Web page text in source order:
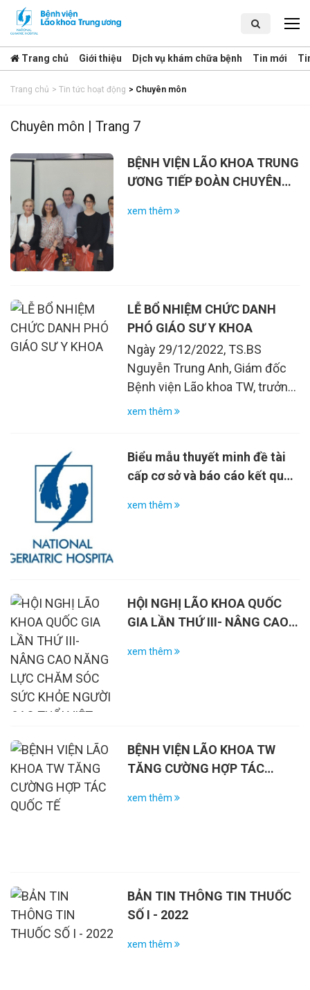
Trang chủ Giới thiệu Dịch vụ khám chữa bệnh Tin mới
Trang chủ > Tin tức hoạt động > Chuyên môn
Chuyên môn | Trang 7
BỆNH VIỆN LÃO KHOA TRUNG
ƯƠNG TIẾP ĐOÀN CHUYÊN
HENRI MONDOR
xem thêm
LỄ BỔ NHIỆM CHỨC DANH
PHÓ GIÁO SƯ Y KHOA
Ngày 29/12/2022, TS.BS
Nguyễn Trung Anh, Giám đốc
Bệnh viện Lão khoa TW, trưởng
bộ môn Lão khoa – Đại học Y
Giáo sư y khoa. Quyết định này
là sự khẳng định cho những
đóng góp bền bỉ của Thầy
xem thêm
Biểu mẫu thuyết minh đề tài
cấp cơ sở và báo cáo kết quả
xem thêm
HỘI NGHỊ LÃO KHOA QUỐC
GIA LẦN THỨ III- NÂNG CAO
KHỎE NGƯỜI CAO TUỔI VIỆT
xem thêm
BỆNH VIỆN LÃO KHOA TW
TĂNG CƯỜNG HỢP TÁC
xem thêm
BẢN TIN THÔNG TIN THUỐC
SỐ I - 2022
xem thêm